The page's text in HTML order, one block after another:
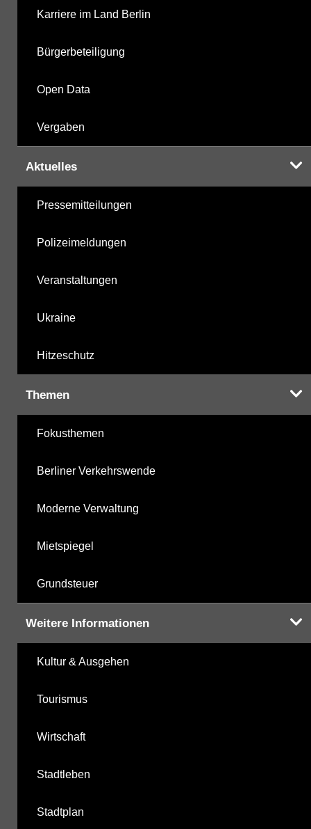
Karriere im Land Berlin
Bürgerbeteiligung
Open Data
Vergaben
Aktuelles
Pressemitteilungen
Polizeimeldungen
Veranstaltungen
Ukraine
Hitzeschutz
Themen
Fokusthemen
Berliner Verkehrswende
Moderne Verwaltung
Mietspiegel
Grundsteuer
Weitere Informationen
Kultur & Ausgehen
Tourismus
Wirtschaft
Stadtleben
Stadtplan